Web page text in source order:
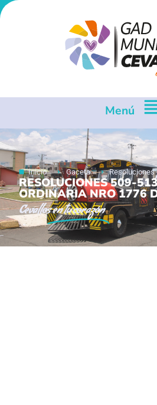
Menú
Inicio Gaceta Resoluciones
RESOLUCIONES 509-
ORDINARIA NRO 1776
Cevallosen tu corazón